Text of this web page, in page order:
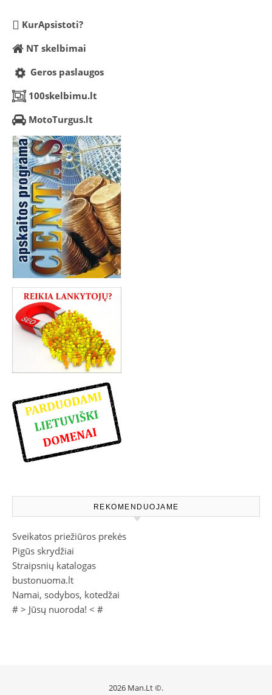
KurApsistoti?
NT skelbimai
Geros paslaugos
100skelbimu.lt
MotoTurgus.lt
REKOMENDUOJAME
Sveikatos priežiūros prekės
Pigūs skrydžiai
Straipsnių katalogas
bustonuoma.lt
Namai, sodybos, kotedžai
# > Jūsų nuoroda! < #
2026 Man.Lt ©.